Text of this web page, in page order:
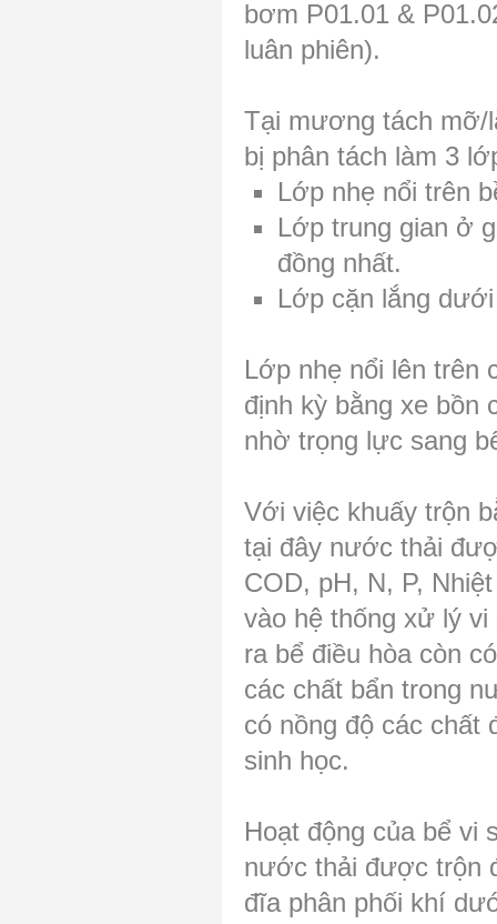
bơm P01.01 &
luân phiên).
Tại mương tách mỡ/
bị phân tách làm 3
Lớp nhẹ nổi trên
Lớp trung gian ở
đồng nhất.
Lớp cặn lắng
Lớp nhẹ nổi lên trên
định kỳ bằng xe bồn
nhờ trọng lực sang
Với việc khuấy trộn
tại đây nước thải
COD, pH, N, P,
vào hệ thống xử lý
ra bể điều hòa còn
các chất bẩn trong
có nồng độ các chất
sinh học.
Hoạt động của bể vi
nước thải được trộn
đĩa phân phối khí